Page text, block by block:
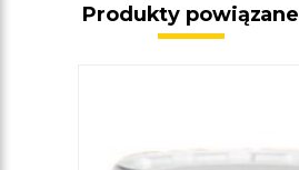
Produkty powiązane